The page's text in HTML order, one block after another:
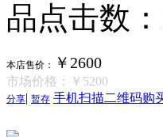
品点击数
本店售价： ￥2600
市场价格： ￥5200
分享| 暂存 手机扫描二维码购